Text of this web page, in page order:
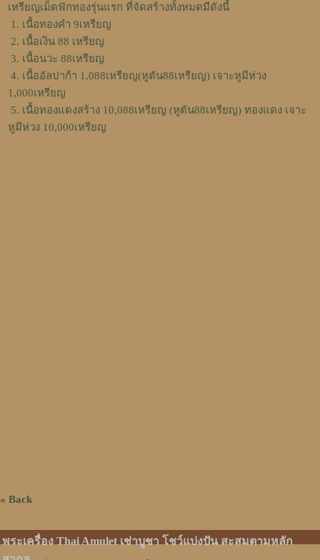
เหรียญเม็ดฟักทองรุ่นแรก ที่จัดสร้างทั้งหมดมีดังนี้
1. เนื้อทองคำ 9เหรียญ
2. เนื้อเงิน 88 เหรียญ
3. เนื้อนวะ 88เหรียญ
4. เนื้ออัลปาก้า 1,088เหรียญ(หูตัน88เหรียญ) เจาะหูมีห่วง
1,000เหรียญ
5. เนื้อทองแดงสร้าง 10,088เหรียญ (หูตัน88เหรียญ) ทองแดง เจาะ
หูมีห่วง 10,000เหรียญ
« Back
พระเครื่อง Thai Amulet เช่าบูชา โชว์แบ่งปัน สะสมตามหลัก